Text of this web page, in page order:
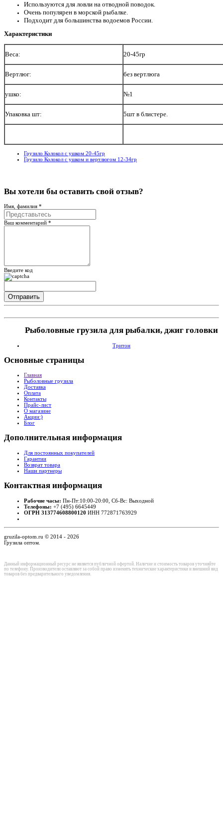
Используются для ловли на отводной поводок.
Очень популярен в морской рыбалке.
Подходит для большинства водоемов России.
Характеристики
Веса: 20-45гр
Вертлюг: без вертлюга
ушко: №1
Упаковка шт: 5шт в блистере.
Грузило Колокол с ушком 20-45гр
Грузило Колокол с ушком и вертлюгом 12-34гр
Вы хотели бы оставить свой отзыв?
Имя, фамилия *
Ваш комментарий *
Введите код
Рыболовные грузила для рыбалки, джиг головки
Тритон
Основные страницы
Главная
Рыболовные грузила
Доставка
Оплата
Контакты
Прайс-лист
О магазине
Акции:)
Блог
Дополнительная информация
Для постоянных покупателей
Гарантии
Возврат товара
Наши партнеры
Контактная информация
Рабочие часы: Пн-Пт:10:00-20:00, Сб-Вс: Выходной
Телефоны: +7 (495) 6645449
ОГРН 313774608800120 ИНН 772871763929
gruzila-optom.ru © 2014 - 2026
Грузила оптом.
Данный информационный ресурс не является публичной офертой. Наличие и стоимость товаров уточняйте
по телефону. Производители оставляют за собой право изменять технические характеристики и внешний вид
товаров без предварительного уведомления.